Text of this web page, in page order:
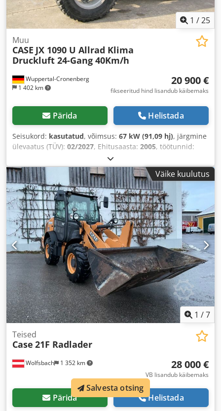
1 /25
Wuppertal-Cronenberg
1 402 km
Muu
CASE JX 1090 U Allrad Klima
Druckluft 24-Gang 40Km/h
20 900 €
fikseeritud hind lisandub käibemaks
Pärida Helistada
Seisukord: kasutatud, võimsus: 67 kW (91,09 hj), järgmine
ülevaatus (TÜV): 02/2027, Ehitusaasta: 2005, töötunnid:
kabiin, kliimaseade, nelikvedu
Väike kuulutus
1 /7
Wolfsbach 1 352 km
Teised
Case 21F Radlader
28 000 €
VB lisandub käibemaks
Pärida Helistada
Salvesta otsing